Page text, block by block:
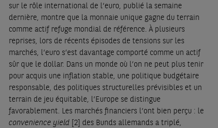
sur le rôle international de l’euro, publié la semaine
dernière, montre que la monnaie unique gagne du terrain
comme actif refuge mondial de référence. À plusieurs
reprises, lors de récents épisodes de tensions sur les
marchés, l’euro s’est davantage comporté comme un actif
sûr que le dollar. Dans un monde où l’on ne peut plus tenir
pour acquis une inflation stable, une politique budgétaire
responsable, des politiques structurelles prévisibles et un
terrain de jeu équitable, l’Europe se distingue
favorablement. Les marchés financiers l’ont bien perçu : le
convenience yield [2] des Bunds allemands a triplé,